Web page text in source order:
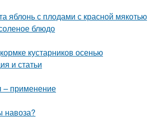
яблонь с плодами с красной мякотью
блюдо
кустарников осенью
и статьи
– применение
навоза?